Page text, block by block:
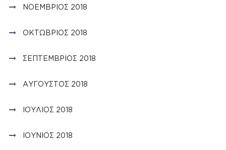
ΝΟΈΜΒΡΙΟΣ 2018
ΟΚΤΏΒΡΙΟΣ 2018
ΣΕΠΤΈΜΒΡΙΟΣ 2018
ΑΎΓΟΥΣΤΟΣ 2018
ΙΟΎΛΙΟΣ 2018
ΙΟΎΝΙΟΣ 2018